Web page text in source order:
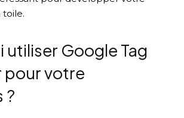
toile.
utiliser Google Tag
pour votre
?